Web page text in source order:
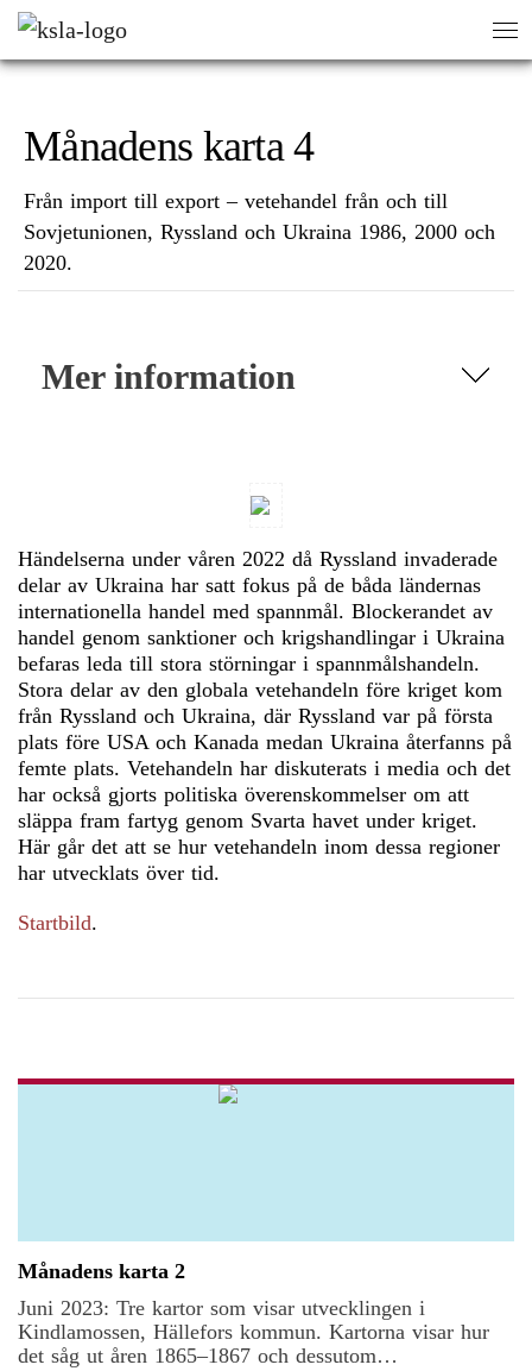
HEM
Månadens karta 4
Från import till export – vetehandel från och till
Sovjetunionen, Ryssland och Ukraina 1986, 2000 och
2020.
Mer information
Händelserna under våren 2022 då Ryssland invaderade
delar av Ukraina har satt fokus på de båda ländernas
internationella handel med spannmål. Blockerandet av
handel genom sanktioner och krigshandlingar i Ukraina
befaras leda till stora störningar i spannmålshandeln.
Stora delar av den globala vetehandeln före kriget kom
från Ryssland och Ukraina, där Ryssland var på första
plats före USA och Kanada medan Ukraina återfanns på
femte plats. Vetehandeln har diskuterats i media och det
har också gjorts politiska överenskommelser om att
släppa fram fartyg genom Svarta havet under kriget.
Här går det att se hur vetehandeln inom dessa regioner
har utvecklats över tid.
Startbild.
Månadens karta 2
Juni 2023: Tre kartor som visar utvecklingen i
Kindlamossen, Hällefors kommun. Kartorna visar hur
det såg ut åren 1865–1867 och dessutom